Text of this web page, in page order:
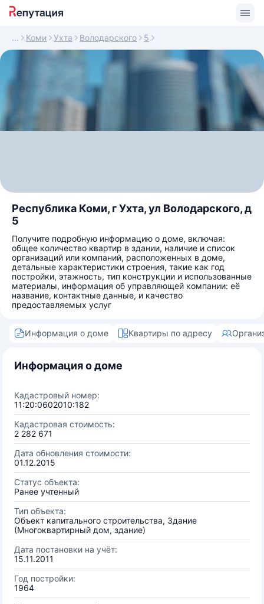
Коми Ухта Володарского 5
Республика Коми, г Ухта, ул Володарского, д
5
Получите подробную информацию о доме, включая:
общее количество квартир в здании, наличие и список
организаций или компаний, расположенных в доме,
детальные характеристики строения, такие как год
постройки, этажность, тип конструкции и использованные
материалы, информация об управляющей компании: её
название, контактные данные, и качество
предоставляемых услуг
Информация о доме Квартиры по адресу
Информация о доме
Кадастровый номер:
11:20:0602010:182
Кадастровая стоимость:
2 282 671
Дата обновления стоимости:
01.12.2015
Статус объекта:
Ранее учтенный
Тип объекта:
Объект капитального строительства, Здание
(Многоквартирный дом, здание)
Дата постановки на учёт:
15.11.2011
Год постройки:
1964